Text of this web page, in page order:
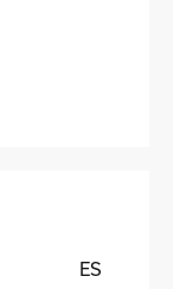
ES